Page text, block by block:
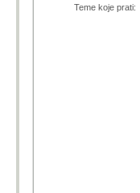
Teme koje prati: